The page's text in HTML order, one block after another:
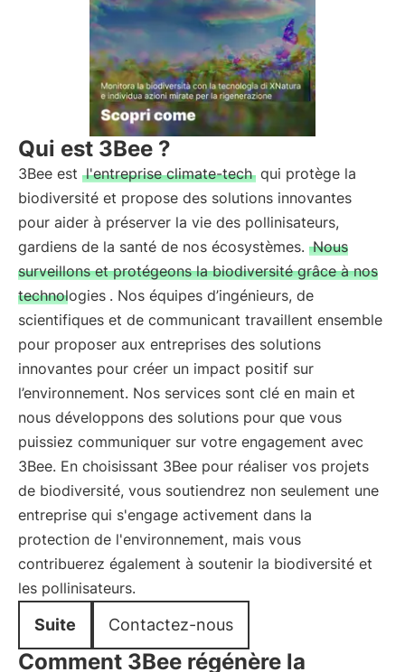
Qui est 3Bee ?
3Bee est l'entreprise climate-tech qui protège la
biodiversité et propose des solutions innovantes
pour aider à préserver la vie des pollinisateurs,
gardiens de la santé de nos écosystèmes. Nous
surveillons et protégeons la biodiversité grâce à nos
technologies . Nos équipes d’ingénieurs, de
scientifiques et de communicant travaillent ensemble
pour proposer aux entreprises des solutions
innovantes pour créer un impact positif sur
l’environnement. Nos services sont clé en main et
nous développons des solutions pour que vous
puissiez communiquer sur votre engagement avec
3Bee. En choisissant 3Bee pour réaliser vos projets
de biodiversité, vous soutiendrez non seulement une
entreprise qui s'engage activement dans la
protection de l'environnement, mais vous
contribuerez également à soutenir la biodiversité et
les pollinisateurs.
Suite Contactez-nous
Comment 3Bee régénère la